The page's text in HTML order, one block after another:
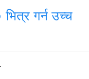
गर्न उच्च